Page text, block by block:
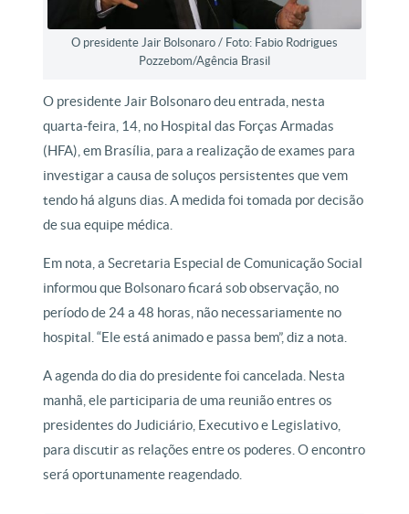
O presidente Jair Bolsonaro / Foto: Fabio Rodrigues
Pozzebom/Agência Brasil
O presidente Jair Bolsonaro deu entrada, nesta
quarta-feira, 14, no Hospital das Forças Armadas
(HFA), em Brasília, para a realização de exames para
investigar a causa de soluços persistentes que vem
tendo há alguns dias. A medida foi tomada por decisão
de sua equipe médica.
Em nota, a Secretaria Especial de Comunicação Social
informou que Bolsonaro ficará sob observação, no
período de 24 a 48 horas, não necessariamente no
hospital. “Ele está animado e passa bem”, diz a nota.
A agenda do dia do presidente foi cancelada. Nesta
manhã, ele participaria de uma reunião entres os
presidentes do Judiciário, Executivo e Legislativo,
para discutir as relações entre os poderes. O encontro
será oportunamente reagendado.